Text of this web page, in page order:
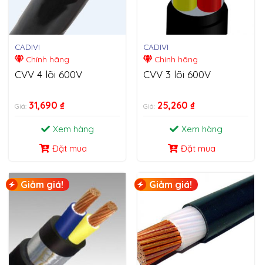
CADIVI
Chính hãng
CVV 4 lõi 600V
Giá: 31,690 ₫
Xem hàng
Đặt mua
CADIVI
Chính hãng
CVV 3 lõi 600V
Giá: 25,260 ₫
Xem hàng
Đặt mua
Giảm giá! Giảm giá!